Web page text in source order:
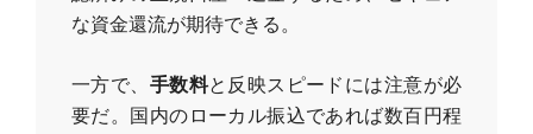
な資金還流が期待できる。
一方で、 手数料と反映スピードには注意が必
要だ。国内のローカル振込であれば数百円程